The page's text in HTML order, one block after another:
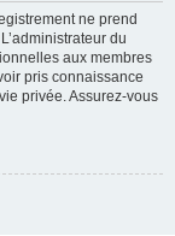
ne prend
du
aux membres
pris connaissance
privée. Assurez-vous